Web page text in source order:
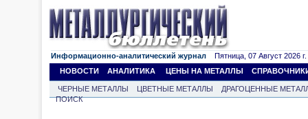
Информационно-аналитический журнал Пятница, 07 Август 2026 г.
НОВОСТИ
АНАЛИТИКА ЦЕНЫ НА МЕТАЛЛЫ
ЧЕРНЫЕ МЕТАЛЛЫ ЦВЕТНЫЕ МЕТАЛЛЫ
ДРАГОЦЕННЫЕ
ПОИСК